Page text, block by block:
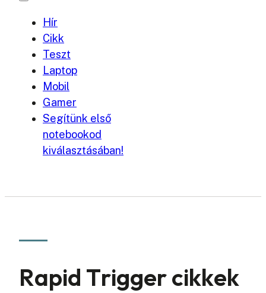
Hír
Cikk
Teszt
Laptop
Mobil
Gamer
Segítünk első
notebookod
kiválasztásában!
Rapid Trigger cikkek